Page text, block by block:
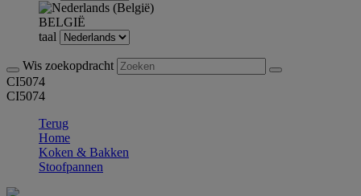
BELGIË
taal
Wis zoekopdracht
CI5074
CI5074
Terug
Home
Koken & Bakken
Stoofpannen